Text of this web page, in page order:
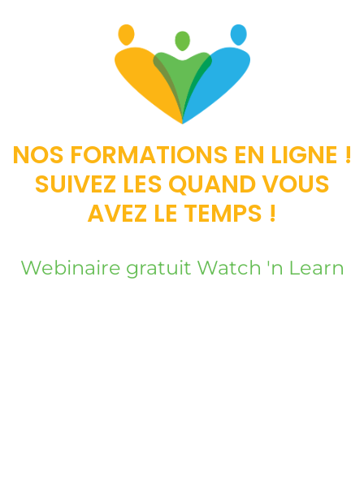
NOS FORMATIONS EN LIGNE !
SUIVEZ LES QUAND VOUS
AVEZ LE TEMPS !
Webinaire gratuit Watch 'n Learn